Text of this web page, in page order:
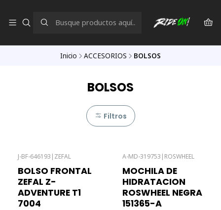
Inicio ACCESORIOS BOLSOS
BOLSOS
Filtros
J-BF-646193 | ZEFAL
BOLSO FRONTAL
ZEFAL Z-
ADVENTURE T1
7004
A-MD-319753 | ROSWHEEL
MOCHILA DE
HIDRATACION
ROSWHEEL NEGRA
151365-A